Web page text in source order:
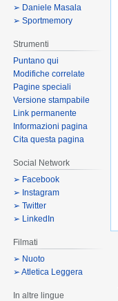
➢ Daniele Masala
➢ Sportmemory
Strumenti
Puntano qui
Modifiche correlate
Pagine speciali
Versione stampabile
Link permanente
Informazioni pagina
Cita questa pagina
Social Network
➢ Facebook
➢ Instagram
➢ Twitter
➢ LinkedIn
Filmati
➢ Nuoto
➢ Atletica Leggera
In altre lingue